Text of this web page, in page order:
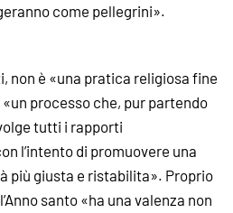
come pellegrini».
non è «una pratica religiosa fine
processo che, pur partendo
tutti i rapporti
l’intento di promuovere una
più giusta e ristabilita». Proprio
santo «ha una valenza non